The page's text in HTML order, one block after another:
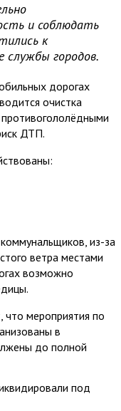
и соблюдать
к
службы городов.
дорогах
очистка
ДТП.
из-за
ветра местами
возможно
мероприятия по
в
до полной
под